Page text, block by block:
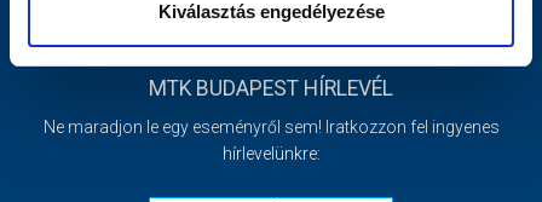
Kiválasztás engedélyezése
Adatvédelmi Tájékoztató
MTK BUDAPEST HÍRLEVÉL
Ne maradjon le egy eseményről sem! Iratkozzon fel ingyenes
hírlevelünkre: